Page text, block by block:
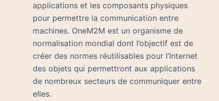
applications et les composants physiques
pour permettre la communication entre
machines. OneM2M est un organisme de
normalisation mondial dont l’objectif est de
créer des normes réutilisables pour l’Internet
des objets qui permettront aux applications
de nombreux secteurs de communiquer entre
elles.